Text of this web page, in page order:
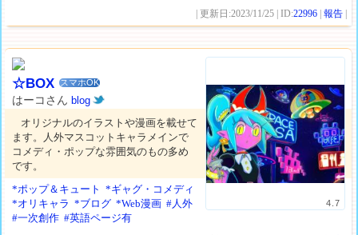
| 更新日:2023/11/25 | ID:22996 |報告
4.7
☆BOX スマホOK
はーコさんblog
オリジナルのイラストや漫画を載せて
ます。人外マスコットキャラメインで
コメディ・ポップな雰囲気のもの多め
です。
*ポップ＆キュート
*ギャグ・コメディ
*オリキャラ *ブログ *Web漫画 #人外
#一次創作 #英語ページ有